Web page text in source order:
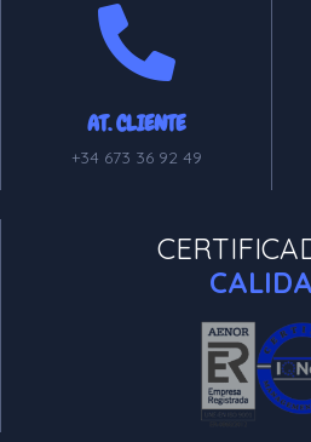
AT. CLIENTE
+34 673 36 92 49